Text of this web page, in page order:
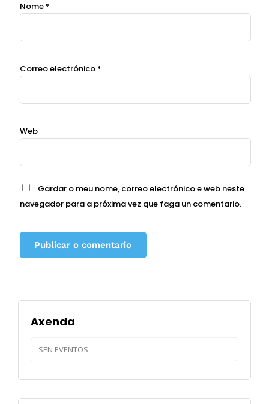
Nome *
Correo electrónico *
Web
Gardar o meu nome, correo electrónico e web neste
navegador para a próxima vez que faga un comentario.
Axenda
SEN EVENTOS